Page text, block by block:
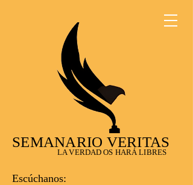
SEMANARIO VERITAS
LA VERDAD OS HARÁ LIBRES
Escúchanos: